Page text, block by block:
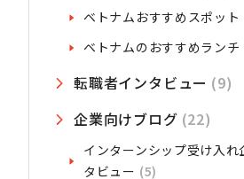
ベトナムおすすめスポット
ベトナムのおすすめランチ
転職者インタビュー (9)
企業向けブログ (22)
インターンシップ受け入れ
タビュー (5)